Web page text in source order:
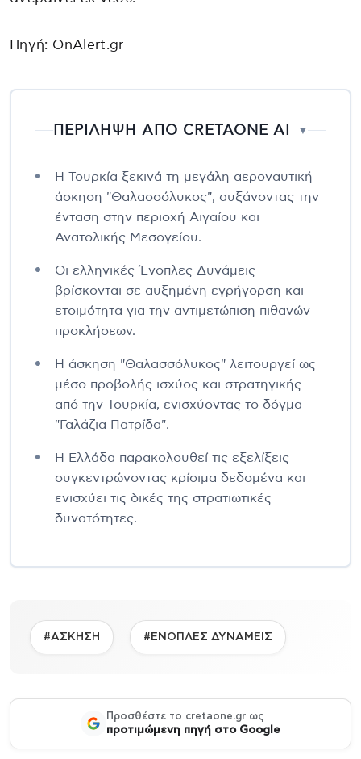
Πηγή: OnAlert.gr
ΠΕΡΙΛΗΨΗ ΑΠΟ CRETAONE AI ▼
Η Τουρκία ξεκινά τη μεγάλη αεροναυτική
άσκηση "Θαλασσόλυκος", αυξάνοντας την
ένταση στην περιοχή Αιγαίου και
Ανατολικής Μεσογείου.
Οι ελληνικές Ένοπλες Δυνάμεις
βρίσκονται σε αυξημένη εγρήγορση και
ετοιμότητα για την αντιμετώπιση πιθανών
προκλήσεων.
Η άσκηση "Θαλασσόλυκος" λειτουργεί ως
μέσο προβολής ισχύος και στρατηγικής
από την Τουρκία, ενισχύοντας το δόγμα
"Γαλάζια Πατρίδα".
Η Ελλάδα παρακολουθεί τις εξελίξεις
συγκεντρώνοντας κρίσιμα δεδομένα και
ενισχύει τις δικές της στρατιωτικές
δυνατότητες.
#ΑΣΚΗΣΗ #ΕΝΟΠΛΕΣ ΔΥΝΑΜΕΙΣ
Προσθέστε το cretaone.gr ως
προτιμώμενη πηγή στο Google